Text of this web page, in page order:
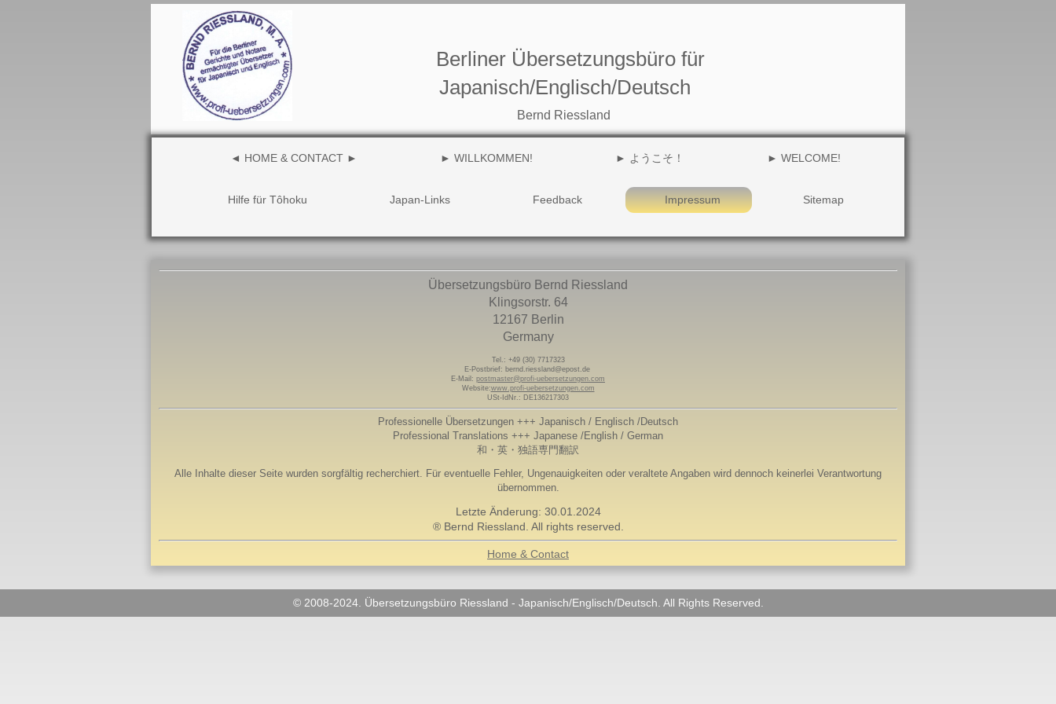
Berliner Übersetzungsbüro für
Japanisch/Englisch/Deutsch
Bernd Riessland
◄ HOME & CONTACT ► ► WILLKOMMEN! ► ようこそ！ ► WELCOME!
Hilfe für Tôhoku Japan-Links Feedback Impressum Sitemap
Übersetzungsbüro Bernd Riessland
Klingsorstr. 64
12167 Berlin
Germany
Tel.: +49 (30) 7717323
E-Postbrief: bernd.riessland@epost.de
E-Mail: postmaster@profi-uebersetzungen.com
Website:www.profi-uebersetzungen.com
USt-IdNr.: DE136217303
Professionelle Übersetzungen +++ Japanisch / Englisch /Deutsch
Professional Translations +++ Japanese /English / German
和・英・独語専門翻訳
Alle Inhalte dieser Seite wurden sorgfältig recherchiert. Für eventuelle Fehler, Ungenauigkeiten oder veraltete Angaben wird dennoch keinerlei Verantwortung
übernommen.
Letzte Änderung: 30.01.2024
® Bernd Riessland. All rights reserved.
Home & Contact
© 2008-2024. Übersetzungsbüro Riessland - Japanisch/Englisch/Deutsch. All Rights Reserved.